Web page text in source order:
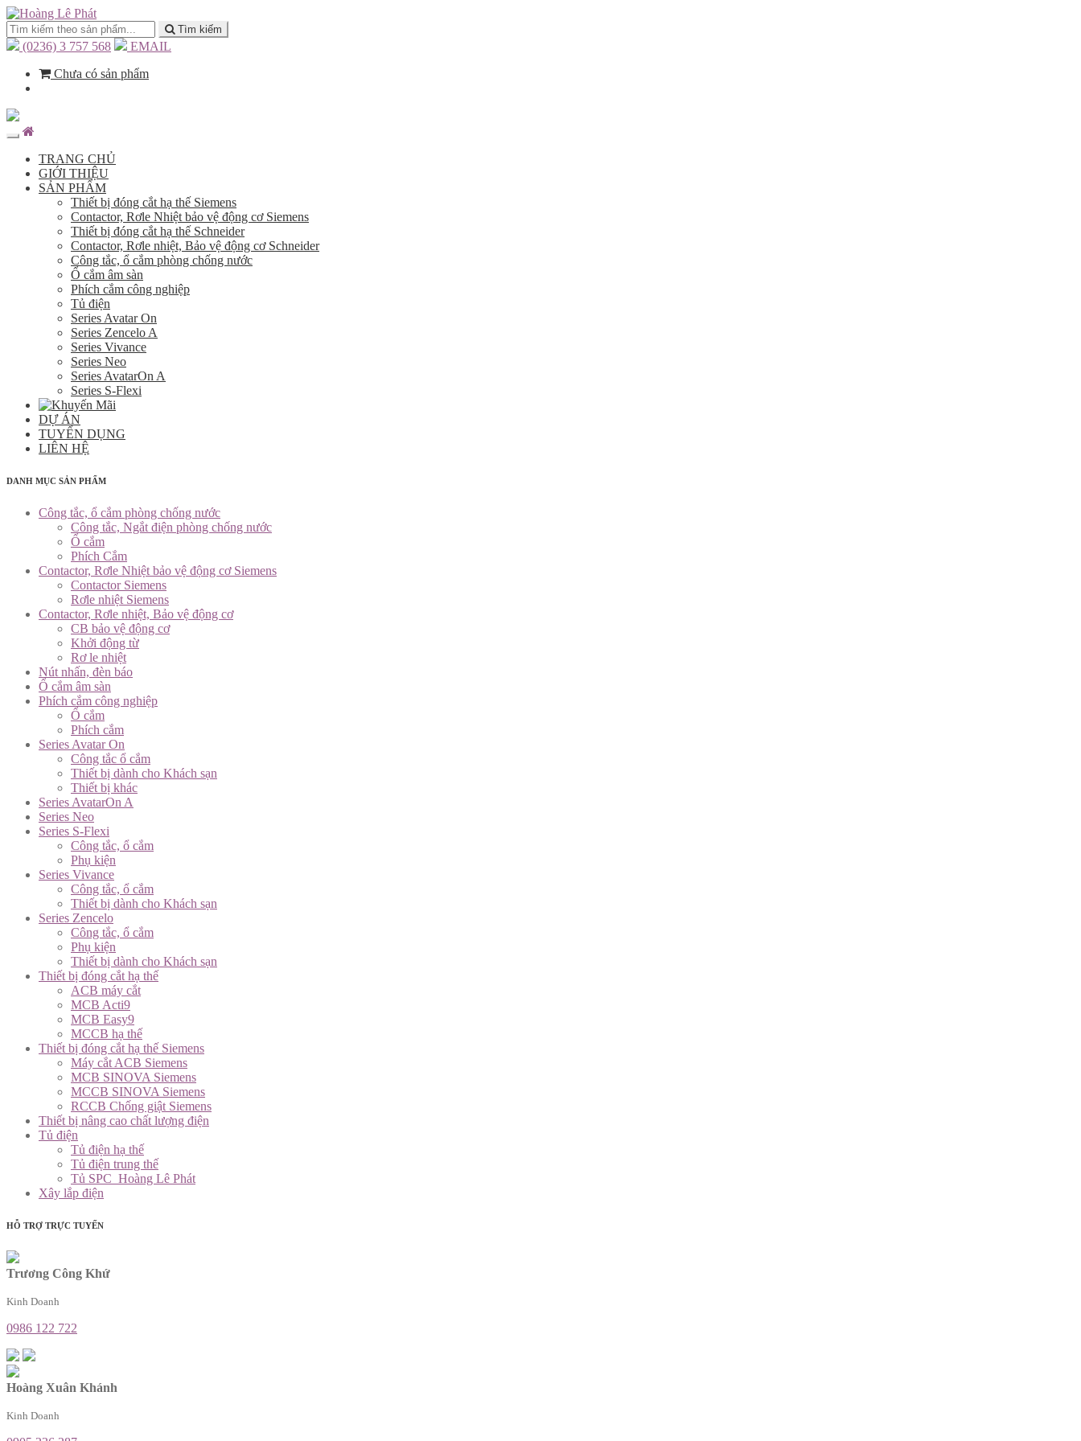
Tìm kiếm
(0236) 3 757 568
EMAIL
Chưa có sản phẩm
TRANG CHỦ
GIỚI THIỆU
SẢN PHẨM
Thiết bị đóng cắt hạ thế Siemens
Contactor, Rơle Nhiệt bảo vệ động cơ Siemens
Thiết bị đóng cắt hạ thế Schneider
Contactor, Rơle nhiệt, Bảo vệ động cơ Schneider
Công tắc, ổ cắm phòng chống nước
Ổ cắm âm sàn
Phích cắm công nghiệp
Tủ điện
Series Avatar On
Series Zencelo A
Series Vivance
Series Neo
Series AvatarOn A
Series S-Flexi
DỰ ÁN
TUYỂN DỤNG
LIÊN HỆ
DANH MỤC SẢN PHẨM
Công tắc, ổ cắm phòng chống nước
Công tắc, Ngắt điện phòng chống nước
Ổ cắm
Phích Cắm
Contactor, Rơle Nhiệt bảo vệ động cơ Siemens
Contactor Siemens
Rơle nhiệt Siemens
Contactor, Rơle nhiệt, Bảo vệ động cơ
CB bảo vệ động cơ
Khởi động từ
Rơ le nhiệt
Nút nhấn, đèn báo
Ổ cắm âm sàn
Phích cắm công nghiệp
Ổ cắm
Phích cắm
Series Avatar On
Công tắc ổ cắm
Thiết bị dành cho Khách sạn
Thiết bị khác
Series AvatarOn A
Series Neo
Series S-Flexi
Công tắc, ổ cắm
Phụ kiện
Series Vivance
Công tắc, ổ cắm
Thiết bị dành cho Khách sạn
Series Zencelo
Công tắc, ổ cắm
Phụ kiện
Thiết bị dành cho Khách sạn
Thiết bị đóng cắt hạ thế
ACB máy cắt
MCB Acti9
MCB Easy9
MCCB hạ thế
Thiết bị đóng cắt hạ thế Siemens
Máy cắt ACB Siemens
MCB SINOVA Siemens
MCCB SINOVA Siemens
RCCB Chống giật Siemens
Thiết bị nâng cao chất lượng điện
Tủ điện
Tủ điện hạ thế
Tủ điện trung thế
Tủ SPC_Hoàng Lê Phát
Xây lắp điện
HỖ TRỢ TRỰC TUYẾN
Trương Công Khứ
Kinh Doanh
0986 122 722
Hoàng Xuân Khánh
Kinh Doanh